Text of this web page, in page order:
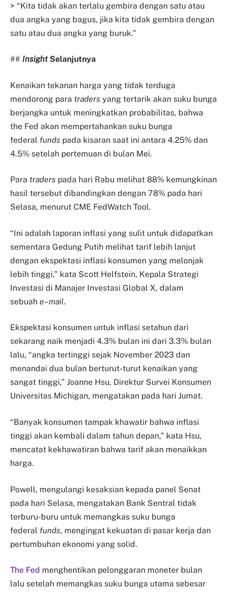
> “Kita tidak akan terlalu gembira dengan satu atau
dua angka yang bagus, jika kita tidak gembira dengan
satu atau dua angka yang buruk.”
## Insight Selanjutnya
Kenaikan tekanan harga yang tidak terduga
mendorong para traders yang tertarik akan suku bunga
berjangka untuk meningkatkan probabilitas, bahwa
the Fed akan mempertahankan suku bunga
federal funds pada kisaran saat ini antara 4.25% dan
4.5% setelah pertemuan di bulan Mei.
Para traders pada hari Rabu melihat 88% kemungkinan
hasil tersebut dibandingkan dengan 78% pada hari
Selasa, menurut CME FedWatch Tool.
“Ini adalah laporan inflasi yang sulit untuk didapatkan
sementara Gedung Putih melihat tarif lebih lanjut
dengan ekspektasi inflasi konsumen yang melonjak
lebih tinggi,” kata Scott Helfstein, Kepala Strategi
Investasi di Manajer Investasi Global X, dalam
sebuah e–mail.
Ekspektasi konsumen untuk inflasi setahun dari
sekarang naik menjadi 4.3% bulan ini dari 3.3% bulan
lalu, “angka tertinggi sejak November 2023 dan
menandai dua bulan berturut-turut kenaikan yang
sangat tinggi,” Joanne Hsu, Direktur Survei Konsumen
Universitas Michigan, mengatakan pada hari Jumat.
“Banyak konsumen tampak khawatir bahwa inflasi
tinggi akan kembali dalam tahun depan,” kata Hsu,
mencatat kekhawatiran bahwa tarif akan menaikkan
harga.
Powell, mengulangi kesaksian kepada panel Senat
pada hari Selasa, mengatakan Bank Sentral tidak
terburu-buru untuk memangkas suku bunga
federal funds, mengingat kekuatan di pasar kerja dan
pertumbuhan ekonomi yang solid.
The Fed menghentikan pelonggaran moneter bulan
lalu setelah memangkas suku bunga utama sebesar